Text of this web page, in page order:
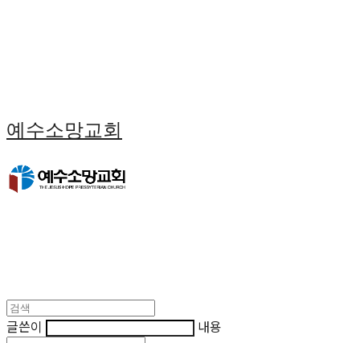
예수소망교회
글쓴이 내용